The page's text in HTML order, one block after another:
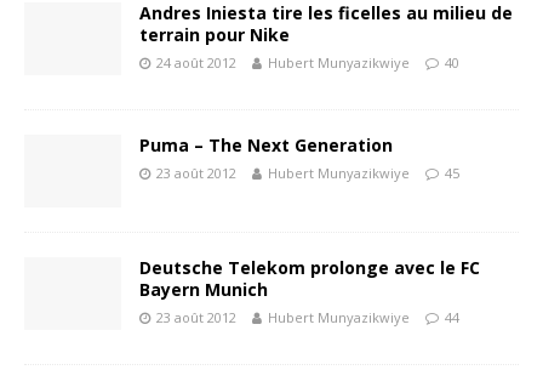
Andres Iniesta tire les ficelles au milieu de
terrain pour Nike
24 août 2012 Hubert Munyazikwiye 40
Puma – The Next Generation
23 août 2012 Hubert Munyazikwiye 45
Deutsche Telekom prolonge avec le FC
Bayern Munich
23 août 2012 Hubert Munyazikwiye 44